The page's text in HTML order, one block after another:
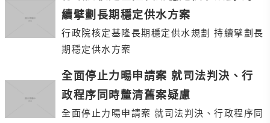
續擘劃長期穩定供水方案
行政院核定基隆長期穩定供水規劃 持續擘劃長
期穩定供水方案
全面停止力暘申請案 就司法判決、行
政程序同時釐清舊案疑慮
全面停止力暘申請案 就司法判決、行政程序同